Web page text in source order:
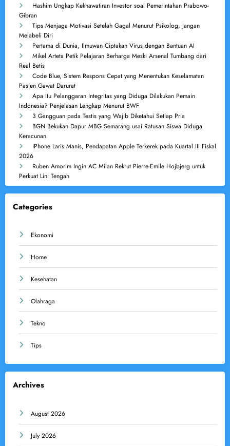
Hashim Ungkap Kekhawatiran Investor soal Pemerintahan Prabowo-
Gibran
Tips Menjaga Motivasi Setelah Gagal Menurut Psikolog, Jangan
Melabeli Diri
Pertama di Dunia, Ilmuwan Ciptakan Virus dengan Bantuan AI
Mikel Arteta Petik Pelajaran Berharga Meski Arsenal Tumbang dari
Real Betis
Code Blue, Sistem Respons Cepat yang Menentukan Keselamatan
Pasien Gawat Darurat
Apa Itu Pelanggaran Integritas yang Diduga Dilakukan Pemain
Indonesia? Penjelasan Lengkap Menurut BWF
3 Gangguan pada Testis yang Wajib Diketahui Setiap Pria
BGN Bekukan Dapur MBG Semarang usai Ratusan Siswa Diduga
Keracunan
iPhone Laris Manis, Pendapatan Apple Terkerek pada Kuartal III Fiskal
2026
Ruben Amorim Ingin AC Milan Rekrut Pierre-Emile Hojbjerg untuk
Perkuat Lini Tengah
Categories
Ekonomi
Home
Kesehatan
Olahraga
Tekno
Tips
Archives
August 2026
July 2026